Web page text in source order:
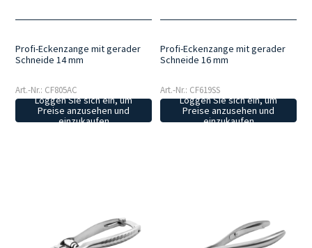
Profi-Eckenzange mit gerader
Schneide 14 mm
Art.-Nr.: CF805AC
Loggen Sie sich ein, um
Preise anzusehen und
einzukaufen
Profi-Eckenzange mit gerader
Schneide 16 mm
Art.-Nr.: CF619SS
Loggen Sie sich ein, um
Preise anzusehen und
einzukaufen